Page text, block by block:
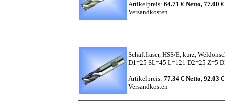
Artikelpreis: 64.71 € Netto, 77.00
Versandkosten
Schaftfräser, HSS/E, kurz,
D1=25 SL=45 L=121 D2=25 Z=5
Artikelpreis: 77.34 € Netto, 92.03
Versandkosten